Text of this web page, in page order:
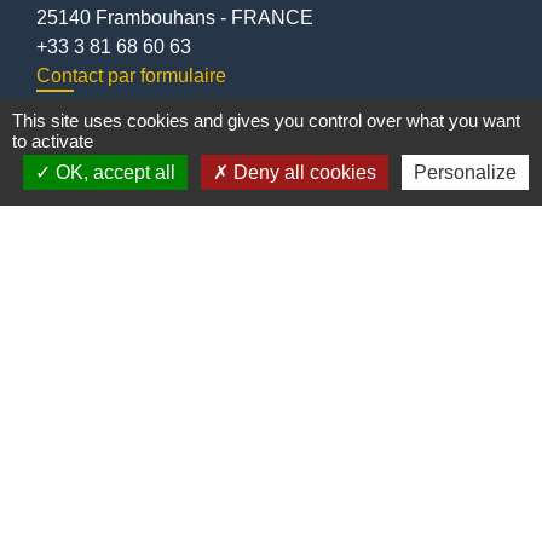
25140 Frambouhans - FRANCE
+33 3 81 68 60 63
Contact par formulaire
This site uses cookies and gives you control over what you want
to activate
OK, accept all
Deny all cookies Personalize